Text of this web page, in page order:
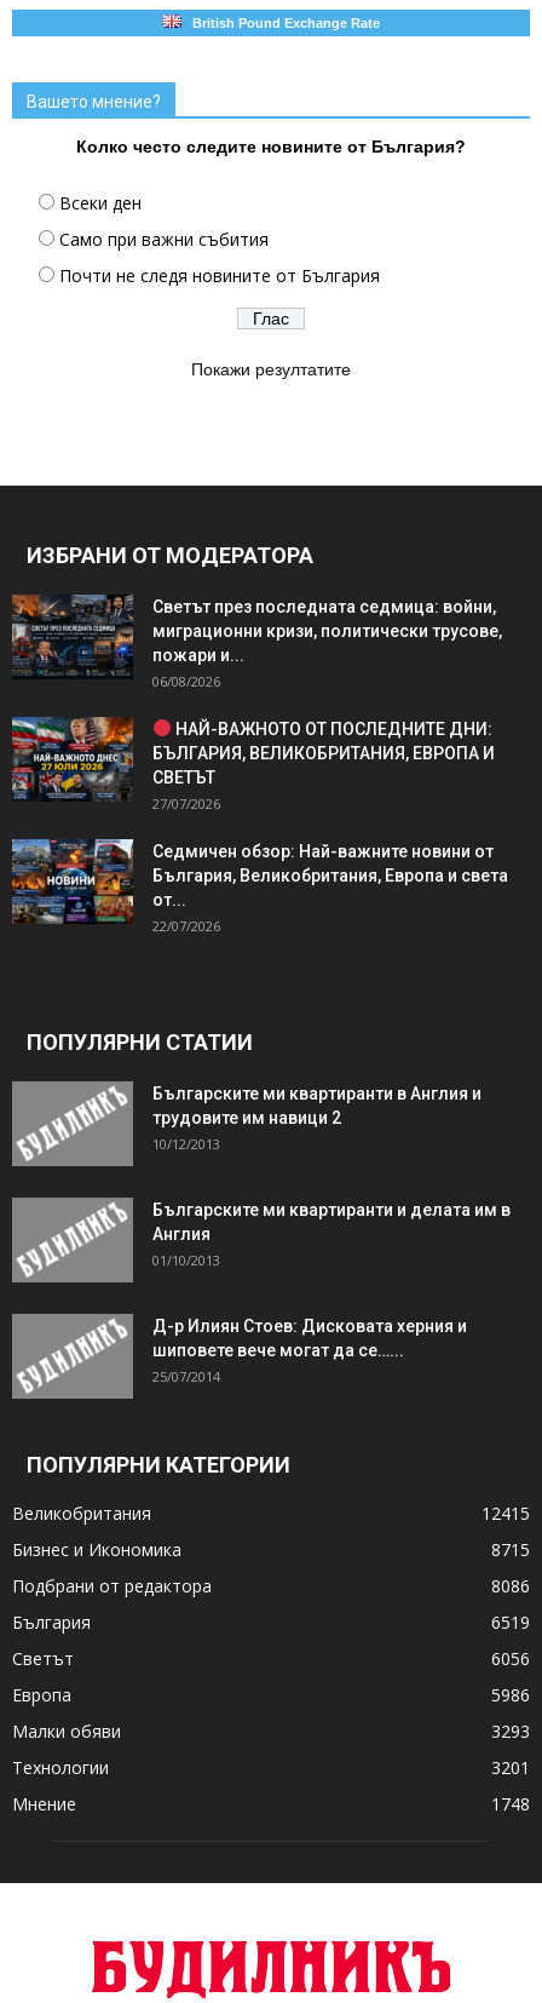
British Pound Exchange Rate
Вашето мнение?
Колко често следите новините от България?
Всеки ден
Само при важни събития
Почти не следя новините от България
Покажи резултатите
ИЗБРАНИ ОТ МОДЕРАТОРА
Светът през последната седмица: войни,
миграционни кризи, политически трусове,
пожари и...
06/08/2026
НАЙ-ВАЖНОТО ОТ ПОСЛЕДНИТЕ ДНИ:
БЪЛГАРИЯ, ВЕЛИКОБРИТАНИЯ, ЕВРОПА И
СВЕТЪТ
27/07/2026
Седмичен обзор: Най-важните новини от
България, Великобритания, Европа и света
от...
22/07/2026
ПОПУЛЯРНИ СТАТИИ
Българските ми квартиранти в Англия и
трудовите им навици 2
10/12/2013
Българските ми квартиранти и делата им в
Англия
01/10/2013
Д-р Илиян Стоев: Дисковата херния и
шиповете вече могат да се…...
25/07/2014
ПОПУЛЯРНИ КАТЕГОРИИ
Великобритания
12415
Бизнес и Икономика
8715
Подбрани от редактора
8086
България
6519
Светът
6056
Европа
5986
Малки обяви
3293
Технологии
3201
Мнение
1748